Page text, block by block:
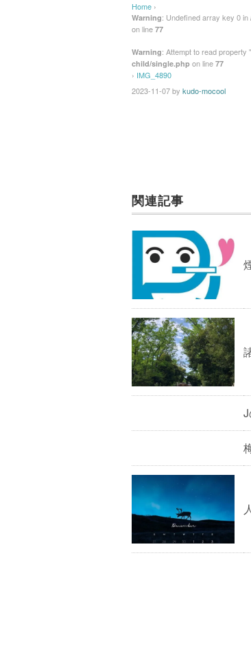
Home ›
Warning: Undefined array key 0 in
on line 77
Warning: Attempt to read property
child/single.php on line 77
› IMG_4890
2023-11-07by kudo-mocool
関連記事